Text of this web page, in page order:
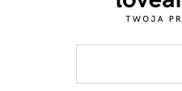
Loveandcurl